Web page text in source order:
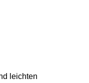
leichten